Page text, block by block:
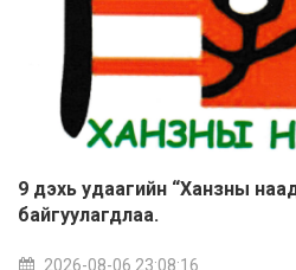
9 дэхь удаагийн “Ханзны
байгуулагдлаа.
2026-08-06 23:08:16